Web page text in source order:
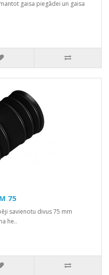
gaisa piegādei un gaisa
75
savienotu divus 75 mm
he..